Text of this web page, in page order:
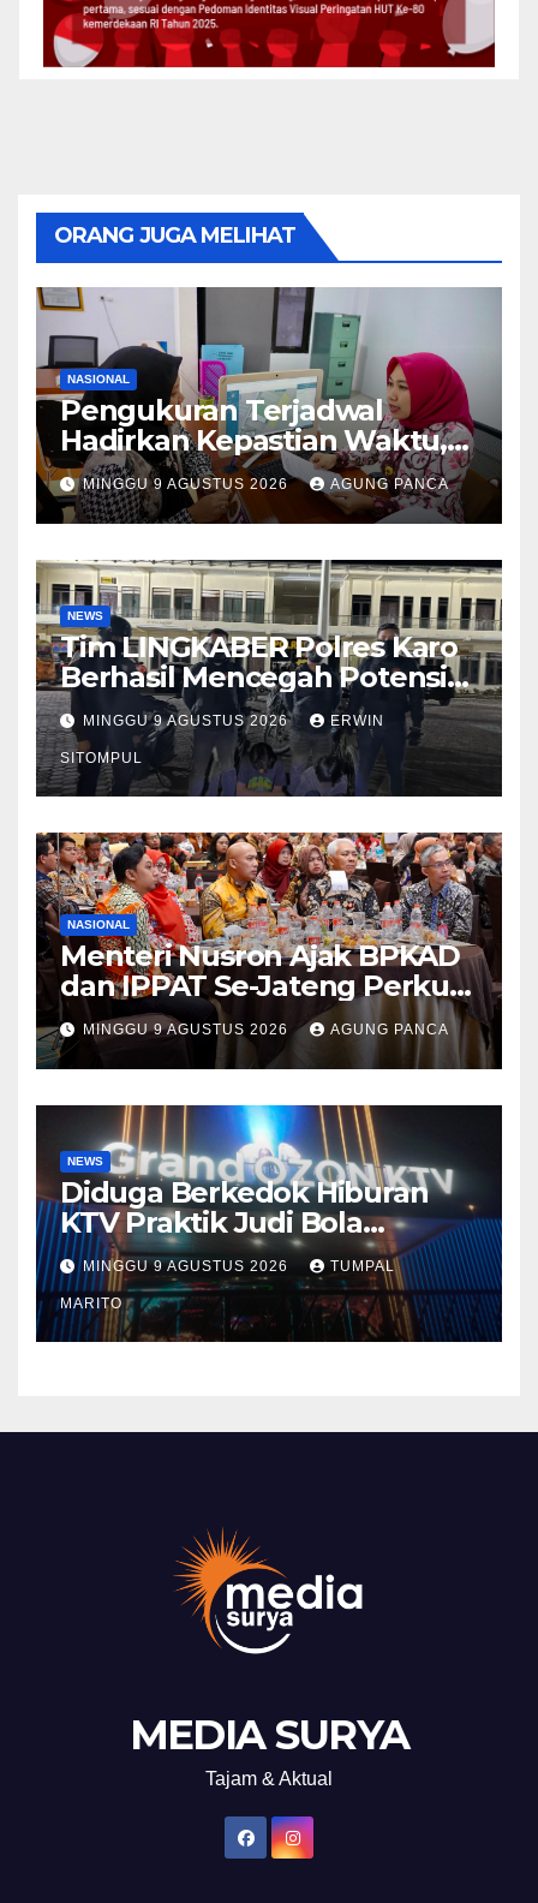
ORANG JUGA MELIHAT
NASIONAL
Pengukuran Terjadwal
Hadirkan Kepastian Waktu,
Masyarakat Tak Perlu Lama
Menunggu Layanan
Pertanahan
MINGGU 9 AGUSTUS 2026 AGUNG PANCA
NEWS
Tim LINGKABER Polres Karo
Berhasil Mencegah Potensi
Tawuran di Berastagi
MINGGU 9 AGUSTUS 2026 ERWIN
SITOMPUL
NASIONAL
Menteri Nusron Ajak BPKAD
dan IPPAT Se-Jateng Perkuat
Sinergi Wujudkan
Transformasi Layanan
Pertanahan
MINGGU 9 AGUSTUS 2026 AGUNG PANCA
NEWS
Diduga Berkedok Hiburan
KTV Praktik Judi Bola
Pimpong Beroperasi Terbuka
Disungai Panas Kapolda
Tutup mata Tempat Hiburan
DiBatam
MINGGU 9 AGUSTUS 2026 TUMPAL
MARITO
MEDIA SURYA
Tajam & Aktual